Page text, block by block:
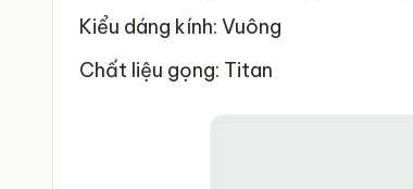
Kiểu dáng kính: Vuông
Chất liệu gọng: Titan